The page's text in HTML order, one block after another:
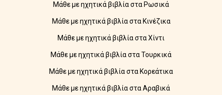
Μάθε με ηχητικά βιβλία στα Ρωσικά
Μάθε με ηχητικά βιβλία στα Κινέζικα
Μάθε με ηχητικά βιβλία στα Χίντι
Μάθε με ηχητικά βιβλία στα Τουρκικά
Μάθε με ηχητικά βιβλία στα Κορεάτικα
Μάθε με ηχητικά βιβλία στα Αραβικά